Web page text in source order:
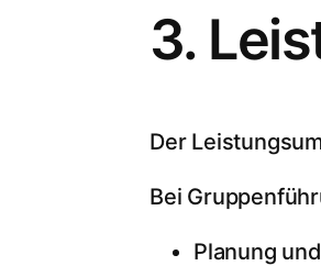
3.
Der
Bei
Planung